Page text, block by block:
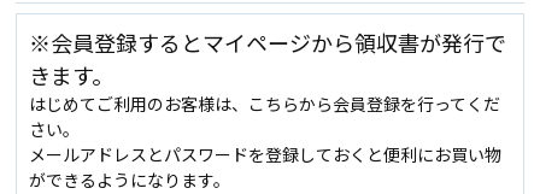
※会員登録するとマイページから領収書が発行で
きます。
はじめてご利用のお客様は、こちらから会員登録を行ってくだ
さい。
メールアドレスとパスワードを登録しておくと便利にお買い物
ができるようになります。